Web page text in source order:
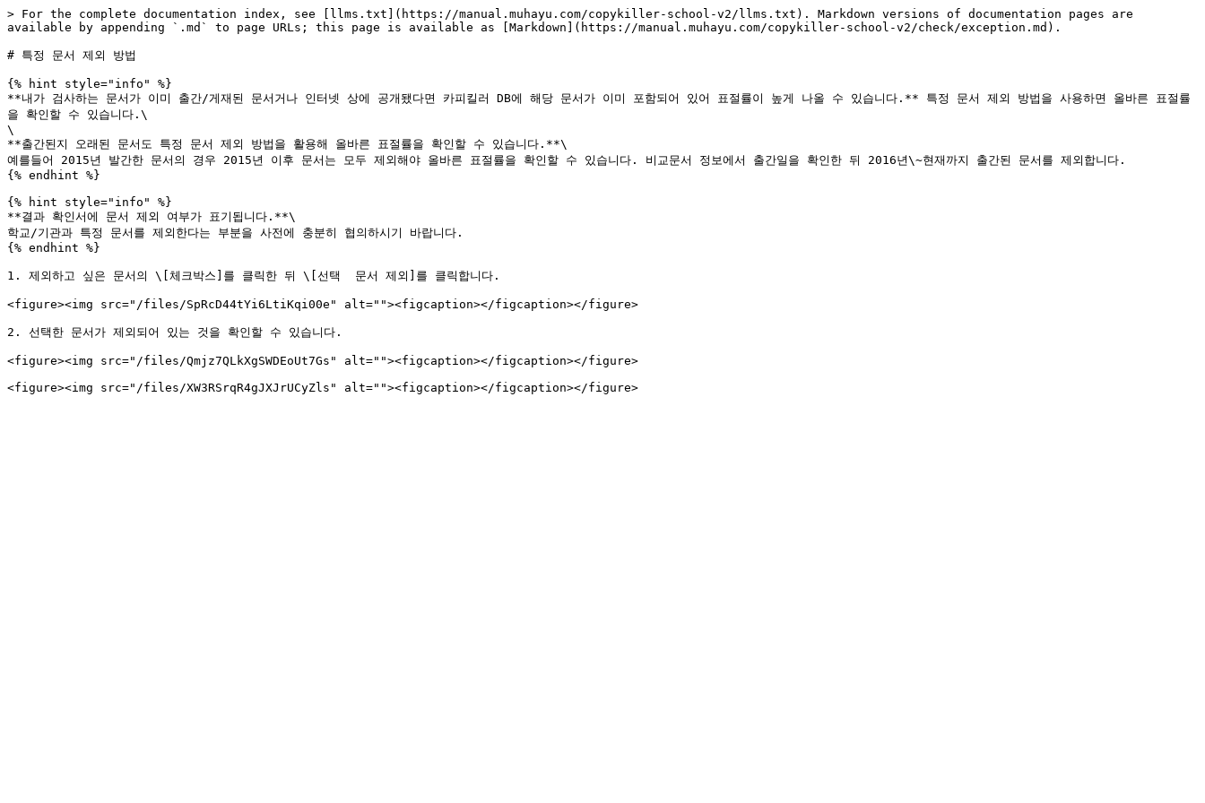
> For the complete documentation index, see [llms.txt](https://manual.muhayu.com/copykiller-school-v2/llms.txt). Markdown versions of documentation pages are
available by appending `.md` to page URLs; this page is available as [Markdown](https://manual.muhayu.com/copykiller-school-v2/check/exception.md).
# 특정 문서 제외 방법
{% hint style="info" %}
**내가 검사하는 문서가 이미 출간/게재된 문서거나 인터넷 상에 공개됐다면 카피킬러 DB에 해당 문서가 이미 포함되어 있어 표절률이 높게 나올 수 있습니다.** 특정 문서 제외 방법을 사용하면 올바른 표절률
을 확인할 수 있습니다.\
\
**출간된지 오래된 문서도 특정 문서 제외 방법을 활용해 올바른 표절률을 확인할 수 있습니다.**\
예를들어 2015년 발간한 문서의 경우 2015년 이후 문서는 모두 제외해야 올바른 표절률을 확인할 수 있습니다. 비교문서 정보에서 출간일을 확인한 뒤 2016년\~현재까지 출간된 문서를 제외합니다.
{% endhint %}
{% hint style="info" %}
**결과 확인서에 문서 제외 여부가 표기됩니다.**\
학교/기관과 특정 문서를 제외한다는 부분을 사전에 충분히 협의하시기 바랍니다.
{% endhint %}
1. 제외하고 싶은 문서의 \[체크박스]를 클릭한 뒤 \[선택  문서 제외]를 클릭합니다.
<figure><img src="/files/SpRcD44tYi6LtiKqi00e" alt=""><figcaption></figcaption></figure>
2. 선택한 문서가 제외되어 있는 것을 확인할 수 있습니다.
<figure><img src="/files/Qmjz7QLkXgSWDEoUt7Gs" alt=""><figcaption></figcaption></figure>